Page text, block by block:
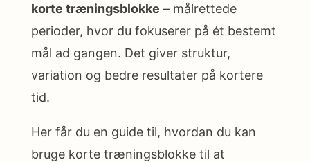
korte træningsblokke – målrettede
perioder, hvor du fokuserer på ét bestemt
mål ad gangen. Det giver struktur,
variation og bedre resultater på kortere
tid.
Her får du en guide til, hvordan du kan
bruge korte træningsblokke til at